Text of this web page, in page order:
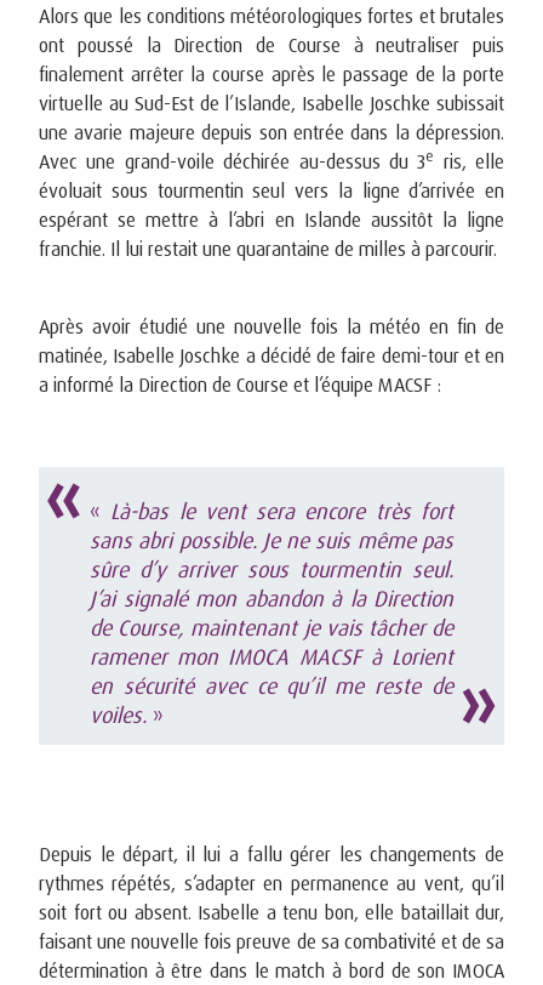
Alors que les conditions météorologiques fortes et brutales
ont poussé la Direction de Course à neutraliser puis
finalement arrêter la course après le passage de la porte
virtuelle au Sud-Est de l’Islande, Isabelle Joschke subissait
une avarie majeure depuis son entrée dans la dépression.
Avec une grand-voile déchirée au-dessus du 3e ris, elle
évoluait sous tourmentin seul vers la ligne d’arrivée en
espérant se mettre à l’abri en Islande aussitôt la ligne
franchie. Il lui restait une quarantaine de milles à parcourir.
Après avoir étudié une nouvelle fois la météo en fin de
matinée, Isabelle Joschke a décidé de faire demi-tour et en
a informé la Direction de Course et l’équipe MACSF :
« Là-bas le vent sera encore très fort
sans abri possible. Je ne suis même pas
sûre d’y arriver sous tourmentin seul.
J’ai signalé mon abandon à la Direction
de Course, maintenant je vais tâcher de
ramener mon IMOCA MACSF à Lorient
en sécurité avec ce qu’il me reste de
voiles. »
Depuis le départ, il lui a fallu gérer les changements de
rythmes répétés, s’adapter en permanence au vent, qu’il
soit fort ou absent. Isabelle a tenu bon, elle bataillait dur,
faisant une nouvelle fois preuve de sa combativité et de sa
détermination à être dans le match à bord de son IMOCA